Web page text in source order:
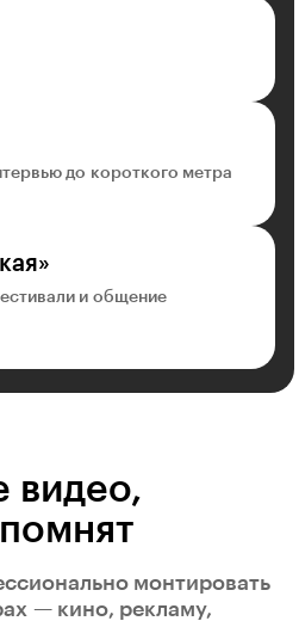
до короткого метра
и общение
видео,
монтировать
— кино, рекламу,